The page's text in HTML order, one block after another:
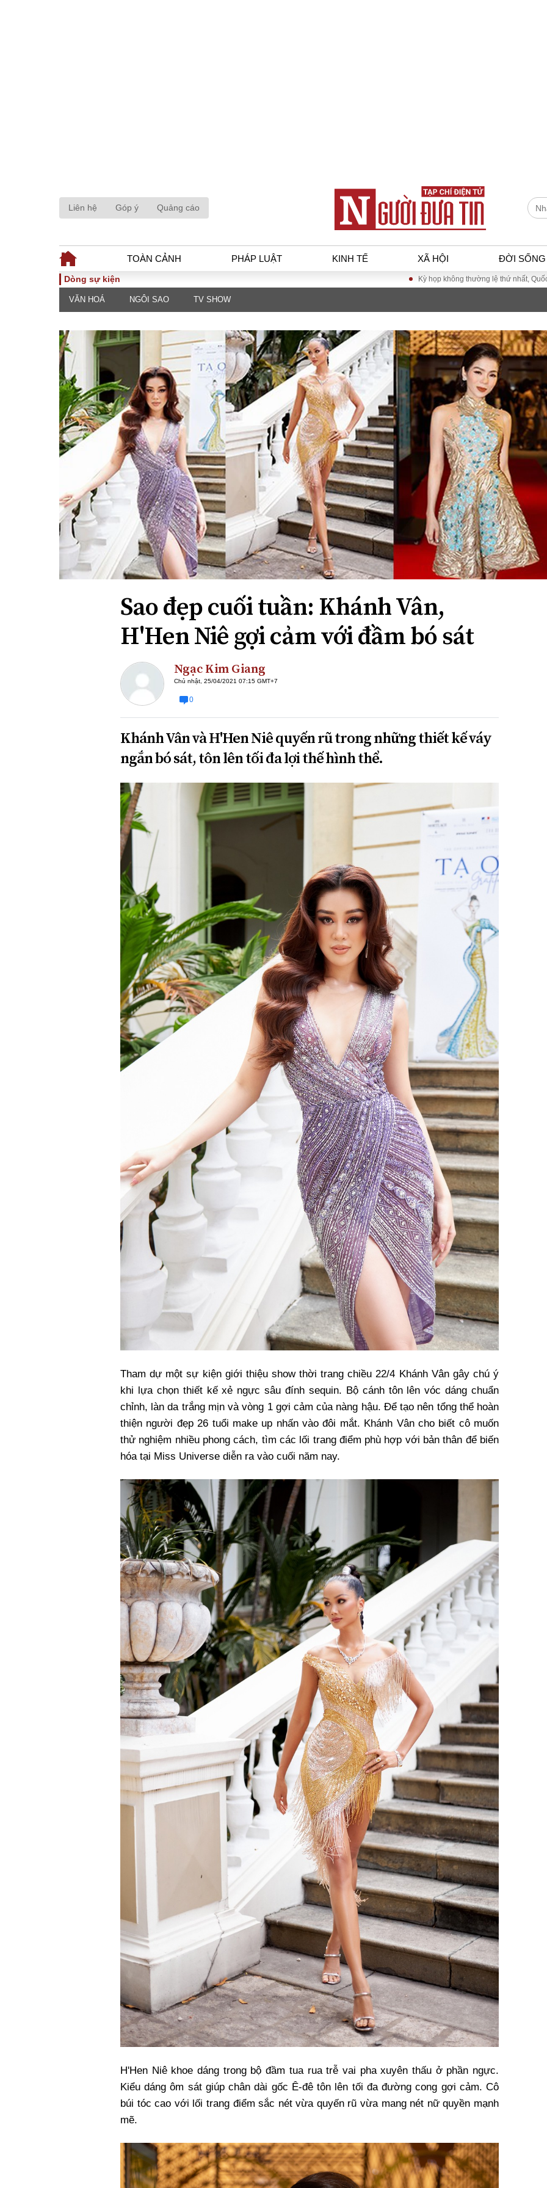
Liên hệ Góp ý Quảng cáo
TOÀN CẢNH PHÁP LUẬT KINH TẾ XÃ HỘI ĐỜI SỐNG
TOÀN CẢNH
Chính sách
Đối thoại
Thế giới
luật
Góc nhìn luật gia
Hồ sơ điều tra
Tiếng nói công dân
An ninh - Hình sự
Tài chính - Ngân
hàng
Kinh tế vĩ mô
Hồ sơ doanh
nghiệp
Xu hướng thị
trường
Tiêu dùng và dư
luận
Công nghệ
Giáo dục
Văn hoá
Giao
ĐA CHIỀU
Quan điểm
Xi nhan Trái Phải
Bạn đọc viết
INFOCUS
Dòng sự kiện Kỳ họp không thường lệ thứ nhất, Quốc hội khóa XVI
VĂN HOÁ NGÔI SAO TV SHOW
Sao đẹp cuối tuần: Khánh Vân,
H'Hen Niê gợi cảm với đầm bó sát
Ngạc Kim Giang
Chủ nhật, 25/04/2021 07:15 GMT+7
0
Khánh Vân và H'Hen Niê quyến rũ trong những thiết kế váy
ngắn bó sát, tôn lên tối đa lợi thế hình thể.
Tham dự một sự kiện giới thiệu show thời trang chiều 22/4 Khánh Vân gây chú ý
khi lựa chọn thiết kế xẻ ngực sâu đính sequin. Bộ cánh tôn lên vóc dáng chuẩn
chỉnh, làn da trắng mịn và vòng 1 gợi cảm của nàng hậu. Để tạo nên tổng thể hoàn
thiện người đẹp 26 tuổi make up nhấn vào đôi mắt. Khánh Vân cho biết cô muốn
thử nghiệm nhiều phong cách, tìm các lối trang điểm phù hợp với bản thân để biến
hóa tại Miss Universe diễn ra vào cuối năm nay.
H'Hen Niê khoe dáng trong bộ đầm tua rua trễ vai pha xuyên thấu ở phần ngực.
Kiểu dáng ôm sát giúp chân dài gốc Ê-đê tôn lên tối đa đường cong gợi cảm. Cô
búi tóc cao với lối trang điểm sắc nét vừa quyến rũ vừa mang nét nữ quyền mạnh
mẽ.